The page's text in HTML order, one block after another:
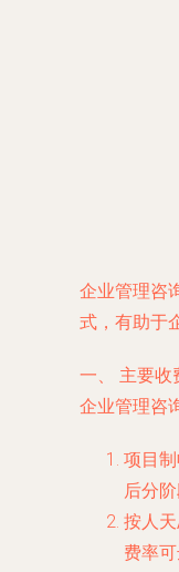
企业管理咨
式，有助于
一、 主要收
企业管理咨
项目
后分
按人
费率